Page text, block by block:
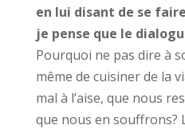
en lui disant de se
je pense que le
Pourquoi ne pas dire à
même de cuisiner de la
mal à l’aise, que nous
que nous en souffrons?